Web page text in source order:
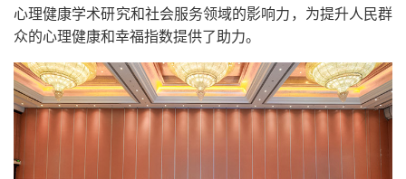
心理健康学术研究和社会服务领域的影响力，为提升人民群
众的心理健康和幸福指数提供了助力。